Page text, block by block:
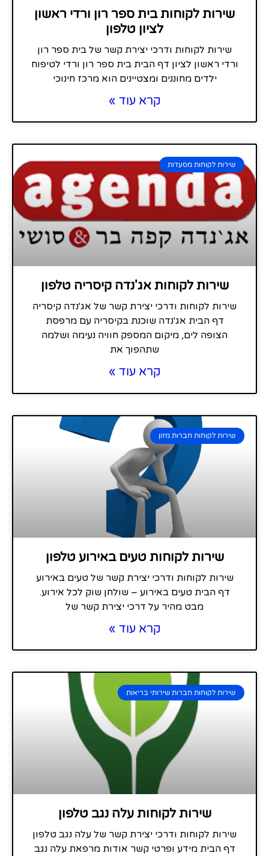
שירות לקוחות בית ספר רון ורדי ראשון
לציון טלפון
שירות לקוחות ודרכי יצירת קשר של בית ספר רון
ורדי ראשון לציון דף הבית בית ספר רון ורדי לטיפוח
ילדים מחוננים ומצטיינים הוא מרכז חינוכי
קרא עוד »
שירות לקוחות מסעדות
שירות לקוחות אג'נדה קיסריה טלפון
שירות לקוחות ודרכי יצירת קשר של אג'נדה קיסריה
דף הבית אג'נדה שוכנת בקיסריה עם מרפסת
הצופה לים, מיקום המספק חוויה נעימה ושלמה
שתהפוך את
קרא עוד »
שירות לקוחות חברות מזון
שירות לקוחות טעים באירוע טלפון
שירות לקוחות ודרכי יצירת קשר של טעים באירוע
דף הבית טעים באירוע – שולחן שוק לכל אירוע.
מבט מהיר על דרכי יצירת קשר של
קרא עוד »
שירות לקוחות חברות שירותי בריאות
שירות לקוחות עלה נגב טלפון
שירות לקוחות ודרכי יצירת קשר של עלה נגב טלפון
דף הבית מידע ופרטי קשר אודות מרפאת עלה נגב